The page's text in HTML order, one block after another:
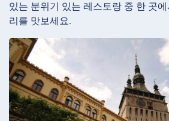
있는 분위기 있는 레스토랑 중 한 곳
리를 맛보세요.